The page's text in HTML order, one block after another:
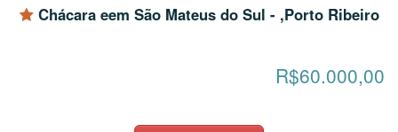
Chácara eem São Mateus do Sul - ,Porto Ribeiro
R$60.000,00